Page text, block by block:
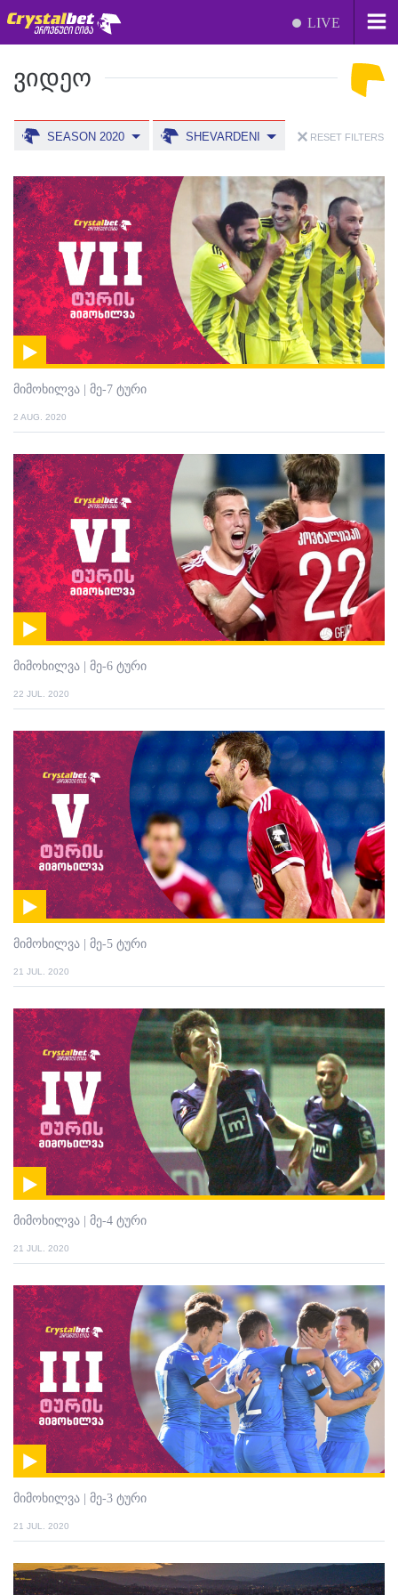
LIVE
ᲕᲘᲓᲔᲝ
SEASON 2020 SHEVARDENI RESET FILTERS
მიმოხილვა | მე-7 ტური
2 AUG. 2020
მიმოხილვა | მე-6 ტური
22 JUL. 2020
მიმოხილვა | მე-5 ტური
21 JUL. 2020
მიმოხილვა | მე-4 ტური
21 JUL. 2020
მიმოხილვა | მე-3 ტური
21 JUL. 2020